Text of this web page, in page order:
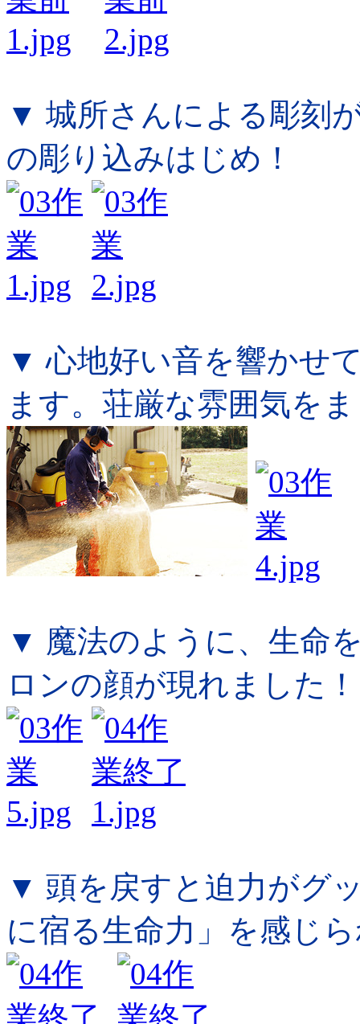
▼ 城所さんによる彫刻
の彫り込みはじめ！
▼ 心地好い音を響かせ
ます。荘厳な雰囲気を
▼ 魔法のように、生命
ロンの顔が現れました！
▼ 頭を戻すと迫力がグ
に宿る生命力」を感じ